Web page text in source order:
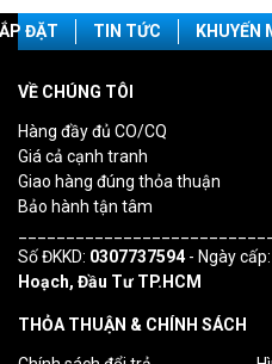
ĐẶT TIN TỨC KHUYẾN
VỀ CHÚNG TÔI
Hàng đầy đủ CO/CQ
Giá cả cạnh tranh
Giao hàng đúng thỏa thuận
Bảo hành tận tâm
Số ĐKKD: 0307737594- Ngày cấp:
Hoạch, Đầu Tư TP.HCM
THỎA THUẬN & CHÍNH SÁCH